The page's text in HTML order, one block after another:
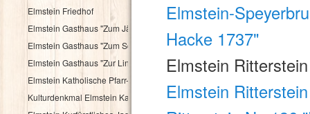
Elmstein Friedhof
Elmstein Gasthaus "Zum Jäger aus Kurpfalz"
Elmstein Gasthaus "Zum Schloßberg"
Elmstein Gasthaus "Zur Linde"
Elmstein Katholische Pfarr- und Wallfahrtskirche
Kulturdenkmal Elmstein Katholisches Pfarrhaus
Elmstein-
Hacke 1737"
Elmstein
Elmstein